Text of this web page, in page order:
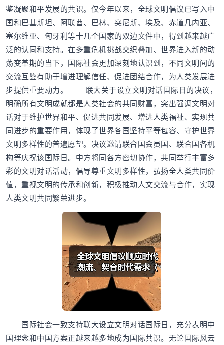
鉴凝聚和平发展的共识。仅今年以来，全球文明倡议已写入中
国和巴基斯坦、阿联酋、巴林、突尼斯、埃及、赤道几内亚、
塞尔维亚、匈牙利等十几个国家的双边文件中，得到越来越广
泛的认同和支持。在多重危机挑战交织叠加、世界进入新的动
荡变革期的当下，国际社会更加深刻地认识到，不同文明间的
交流互鉴有助于增进理解信任、促进团结合作，为人类发展进
步提供重要动力。 联大关于设立文明对话国际日的决议，
明确所有文明成就都是人类社会的共同财富，突出强调文明对
话对于维护世界和平、促进共同发展、增进人类福祉、实现共
同进步的重要作用，体现了世界各国坚持平等包容、守护世界
文明多样性的普遍愿望。决议邀请联合国会员国、联合国各机
构等庆祝该国际日。中方将同各方密切协作，共同举行丰富多
彩的文明对话活动，倡导尊重文明多样性，弘扬全人类共同价
值，重视文明的传承和创新，积极推动人文交流与合作，实现
人类文明共同繁荣进步。
国际社会一致支持联大设立文明对话国际日，充分表明中
国理念和中国方案正越来越多地成为国际共识。无论国际风云